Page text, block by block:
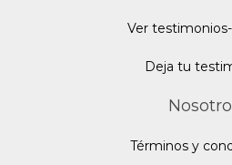
Ver
Deja tu
Términos y